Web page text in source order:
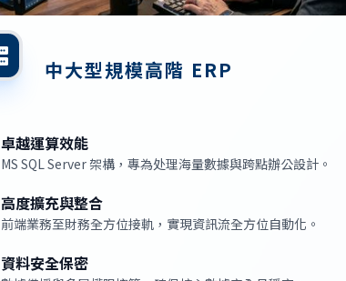
中大型規模高階 ERP
卓越運算效能
MS SQL Server 架構，專為处理海量數據與跨點辦公設計。
高度擴充與整合
前端業務至財務全方位接軌，實現資訊流全方位自動化。
資料安全保密